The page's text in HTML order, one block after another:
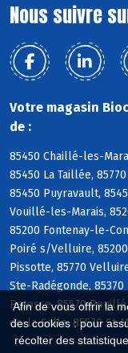
Afin de vous offrir la
des cookies : pour
récolter des
Nous suivre
Votre magasin
de :
85450 Chaillé-les-
85450 La Taillée,
85450 Puyravault,
Vouillé-les-Marais,
85200 Fontenay-le-
Poiré s/Velluire,
Pissotte, 85770
Ste-Radégonde,
Petosse, 85570
de-la-Salle, 85570 St-